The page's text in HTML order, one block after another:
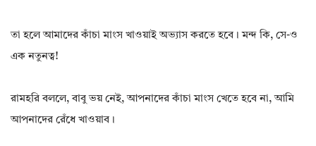
তা হলে আমাদের কাঁচা মাংস খাওয়াই অভ্যাস করতে হবে। মন্দ কি, সে-ও
এক নতুনত্ব!
রামহরি বললে, বাবু ভয় নেই, আপনাদের কাঁচা মাংস খেতে হবে না, আমি
আপনাদের রেঁধে খাওয়াব।